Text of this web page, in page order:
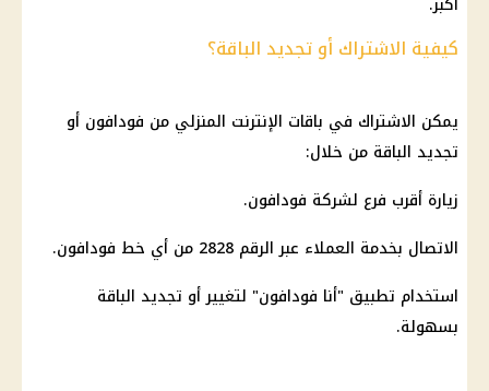
كيفية الاشتراك أو تجديد الباقة؟
يمكن الاشتراك في باقات الإنترنت المنزلي من فودافون أو
تجديد الباقة من خلال:
زيارة أقرب فرع لشركة فودافون.
الاتصال بخدمة العملاء عبر الرقم 2828 من أي خط فودافون.
استخدام تطبيق "أنا فودافون" لتغيير أو تجديد الباقة
بسهولة.